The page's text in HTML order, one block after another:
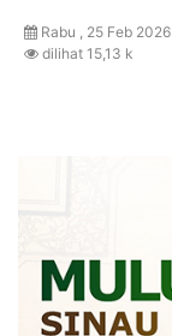
Rabu , 25 Feb 2026
dilihat 15,13 k